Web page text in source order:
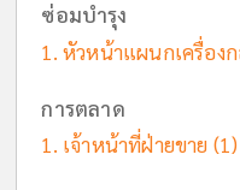
ซ่อมบำรุง
หัวหน้าแผนกเครื่อง
การตลาด
เจ้าหน้าที่ฝ่ายขาย (1)